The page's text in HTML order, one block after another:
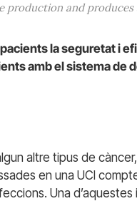
production and
la seguretat i
amb el sistema de
altre tipus de
en una UCI
Una d’aquestes